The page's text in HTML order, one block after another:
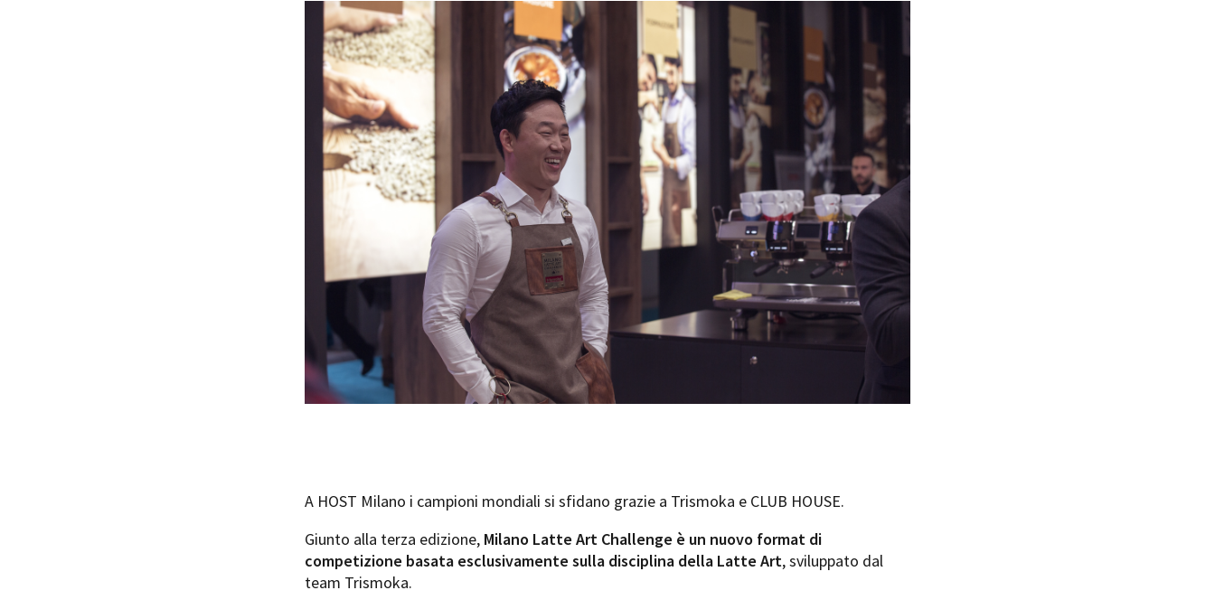
A HOST Milano i campioni mondiali si sfidano grazie a Trismoka e CLUB HOUSE.
Giunto alla terza edizione, Milano Latte Art Challenge è un nuovo format di
competizione basata esclusivamente sulla disciplina della Latte Art, sviluppato dal
team Trismoka.